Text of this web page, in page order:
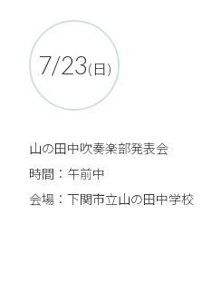
7/23(日)
山の田中吹奏楽部発表会
時間：午前中
会場：下関市立山の田中学